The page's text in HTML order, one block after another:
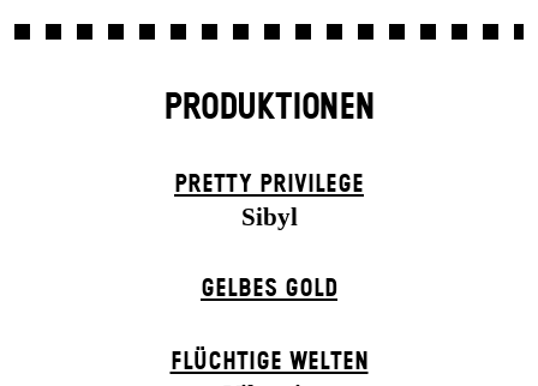
PRODUKTIONEN
PRETTY PRIVILEGE
Sibyl
GELBES GOLD
FLÜCHTIGE WELTEN